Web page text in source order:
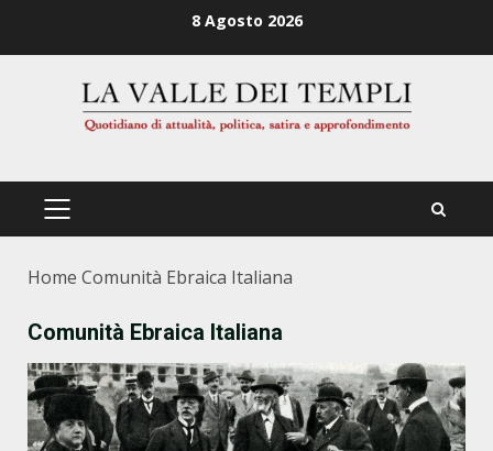
8 Agosto 2026
PRIMÄRES
Home Comunità Ebraica Italiana
Comunità Ebraica Italiana